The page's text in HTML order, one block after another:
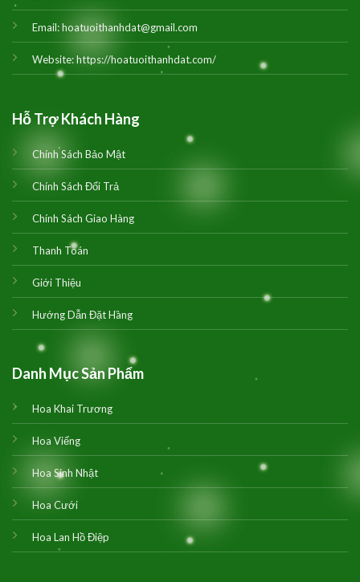
Email:hoatuoithanhdat@gmail.com
Website:https://hoatuoithanhdat.com/
Hỗ Trợ Khách Hàng
Chính Sách Bảo Mật
Chính Sách Đổi Trả
Chính Sách Giao Hàng
Thanh Toán
Giới Thiệu
Hướng Dẫn Đặt Hàng
Danh Mục Sản Phẩm
Hoa Khai Trương
Hoa Viếng
Hoa Sinh Nhật
Hoa Cưới
Hoa Lan Hồ Điệp